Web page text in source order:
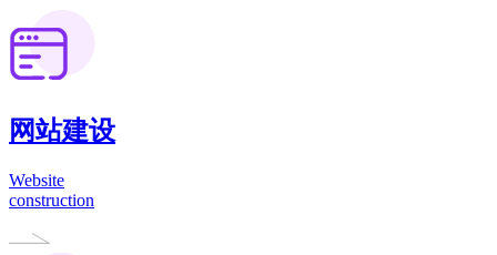
网站建设
Website
construction